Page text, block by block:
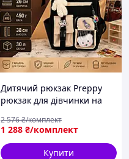
Дитячий рюкзак Preppy
рюкзак для дівчинки на
висотою 38 см) зручний
шкільний рюкзак для
дівчинки
1 288 ₴/комплект
2 576₴/комплект
Купити